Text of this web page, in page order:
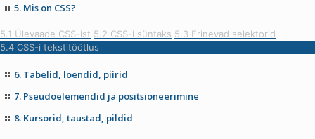
5. Mis on CSS?
5.1 Ülevaade CSS-ist 5.2 CSS-i süntaks 5.3 Erinevad selektorid
5.4 CSS-i tekstitöötlus
6. Tabelid, loendid, piirid
7. Pseudoelemendid ja positsioneerimine
8. Kursorid, taustad, pildid